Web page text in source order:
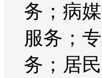
务；病
服务；
务；居